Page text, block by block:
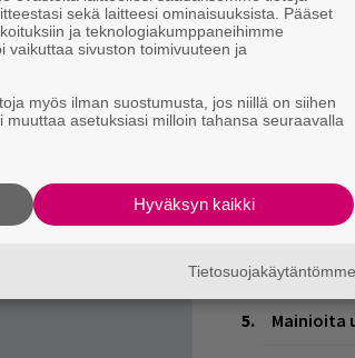
A.W.
Paavo
kädessä –
Weezer
nämä
Mainioita
sekä laitteesi ominaisuuksista. Pääset
ja teknologiakumppaneihimme
vaikuttaa sivuston toimivuuteen ja
myös ilman suostumusta, jos niillä on siihen
asetuksiasi milloin tahansa seuraavalla
Hyväksyn kaikki
Tietosuojakäytäntömme